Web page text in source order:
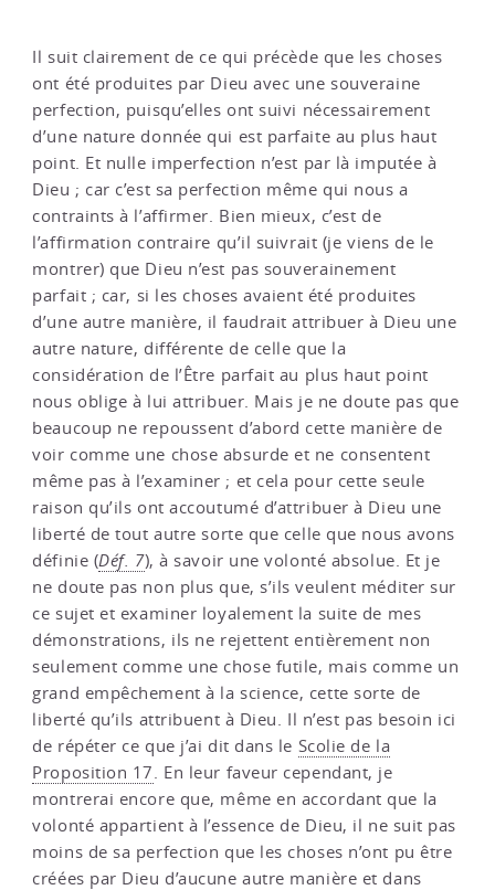
Il suit clairement de ce qui précède que les choses
ont été produites par Dieu avec une souveraine
perfection, puisqu’elles ont suivi nécessairement
d’une nature donnée qui est parfaite au plus haut
point. Et nulle imperfection n’est par là imputée à
Dieu ; car c’est sa perfection même qui nous a
contraints à l’affirmer. Bien mieux, c’est de
l’affirmation contraire qu’il suivrait (je viens de le
montrer) que Dieu n’est pas souverainement
parfait ; car, si les choses avaient été produites
d’une autre manière, il faudrait attribuer à Dieu une
autre nature, différente de celle que la
considération de l’Être parfait au plus haut point
nous oblige à lui attribuer. Mais je ne doute pas que
beaucoup ne repoussent d’abord cette manière de
voir comme une chose absurde et ne consentent
même pas à l’examiner ; et cela pour cette seule
raison qu’ils ont accoutumé d’attribuer à Dieu une
liberté de tout autre sorte que celle que nous avons
définie (Déf. 7), à savoir une volonté absolue. Et je
ne doute pas non plus que, s’ils veulent méditer sur
ce sujet et examiner loyalement la suite de mes
démonstrations, ils ne rejettent entièrement non
seulement comme une chose futile, mais comme un
grand empêchement à la science, cette sorte de
liberté qu’ils attribuent à Dieu. Il n’est pas besoin ici
de répéter ce que j’ai dit dans le Scolie de la
Proposition 17. En leur faveur cependant, je
montrerai encore que, même en accordant que la
volonté appartient à l’essence de Dieu, il ne suit pas
moins de sa perfection que les choses n’ont pu être
créées par Dieu d’aucune autre manière et dans